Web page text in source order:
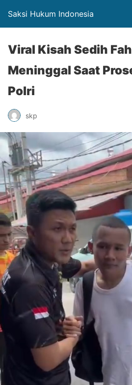
Saksi Hukum Indonesia
Viral Kisah Sedih
Meninggal Saat
Polri
skp